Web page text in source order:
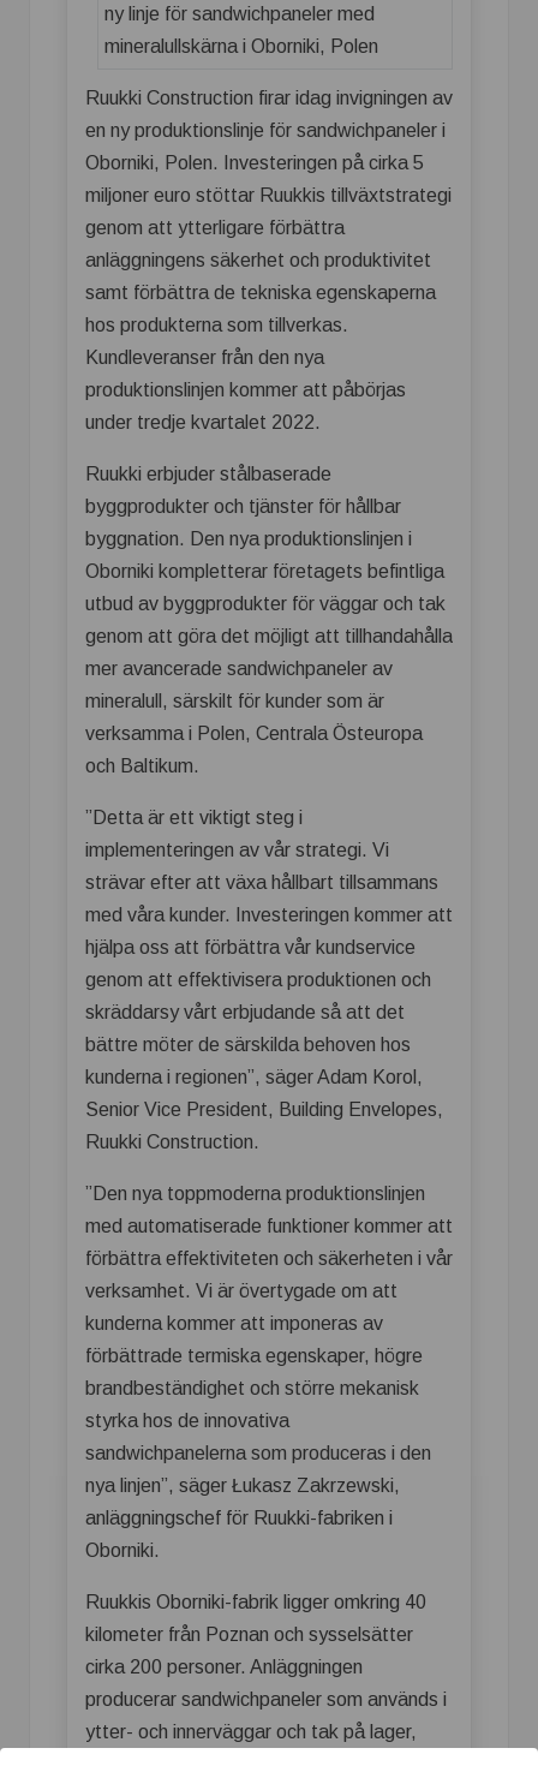
Ruukki Construction firar idag invigningen av
en ny produktionslinje för sandwichpaneler i
Oborniki, Polen. Investeringen på cirka 5
miljoner euro stöttar Ruukkis tillväxtstrategi
genom att ytterligare förbättra
anläggningens säkerhet och produktivitet
samt förbättra de tekniska egenskaperna
hos produkterna som tillverkas.
Kundleveranser från den nya
produktionslinjen kommer att påbörjas
under tredje kvartalet 2022.
Ruukki erbjuder stålbaserade
byggprodukter och tjänster för hållbar
byggnation. Den nya produktionslinjen i
Oborniki kompletterar företagets befintliga
utbud av byggprodukter för väggar och tak
genom att göra det möjligt att tillhandahålla
mer avancerade sandwichpaneler av
mineralull, särskilt för kunder som är
verksamma i Polen, Centrala Östeuropa
och Baltikum.
”Detta är ett viktigt steg i
implementeringen av vår strategi. Vi
strävar efter att växa hållbart tillsammans
med våra kunder. Investeringen kommer att
hjälpa oss att förbättra vår kundservice
genom att effektivisera produktionen och
skräddarsy vårt erbjudande så att det
bättre möter de särskilda behoven hos
kunderna i regionen”, säger Adam Korol,
Senior Vice President, Building Envelopes,
Ruukki Construction.
”Den nya toppmoderna produktionslinjen
med automatiserade funktioner kommer att
förbättra effektiviteten och säkerheten i vår
verksamhet. Vi är övertygade om att
kunderna kommer att imponeras av
förbättrade termiska egenskaper, högre
brandbeständighet och större mekanisk
styrka hos de innovativa
sandwichpanelerna som produceras i den
nya linjen”, säger Łukasz Zakrzewski,
anläggningschef för Ruukki-fabriken i
Oborniki.
Ruukkis Oborniki-fabrik ligger omkring 40
kilometer från Poznan och sysselsätter
cirka 200 personer. Anläggningen
producerar sandwichpaneler som används i
ytter- och innerväggar och tak på lager,